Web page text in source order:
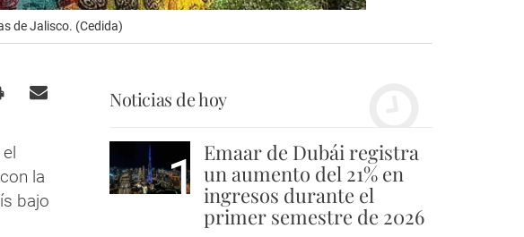
de Jalisco. (Cedida)
con la
bajo
Noticias de hoy
1 Emaar de Dubái registra
un aumento del 21% en
ingresos durante el
primer semestre de 2026